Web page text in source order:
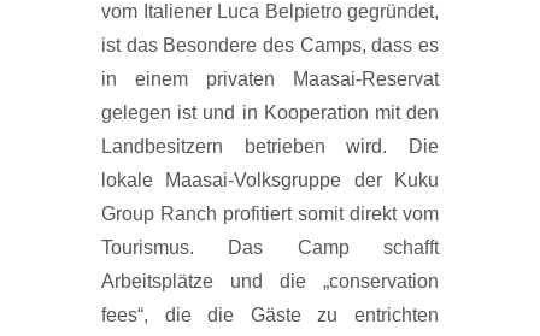
vom Italiener Luca Belpietro gegründet,
ist das Besondere des Camps, dass es
in einem privaten Maasai-Reservat
gelegen ist und in Kooperation mit den
Landbesitzern betrieben wird. Die
lokale Maasai-Volksgruppe der Kuku
Group Ranch profitiert somit direkt vom
Tourismus. Das Camp schafft
Arbeitsplätze und die „conservation
fees“, die die Gäste zu entrichten